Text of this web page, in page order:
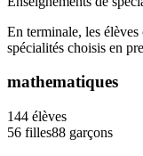
En terminale, les
spécialités choisis en
mathematiques
144 élèves
56 filles88 garçons